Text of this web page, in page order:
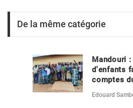
De la même catégorie
Mandouri :
d'enfants
comptes
Edouard